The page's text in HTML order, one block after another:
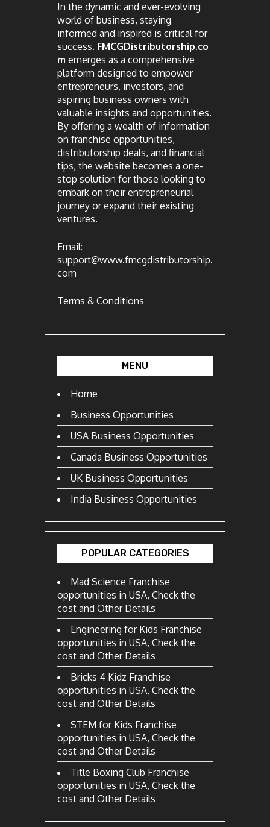
In the dynamic and ever-evolving
world of business, staying
informed and inspired is critical for
success. FMCGDistributorship.co
m emerges as a comprehensive
platform designed to empower
entrepreneurs, investors, and
aspiring business owners with
valuable insights and opportunities.
By offering a wealth of information
on franchise opportunities,
distributorship deals, and financial
tips, the website becomes a one-
stop solution for those looking to
embark on their entrepreneurial
journey or expand their existing
ventures.
Email:
support@www.fmcgdistributorship.
com
Terms & Conditions
MENU
Home
Business Opportunities
USA Business Opportunities
Canada Business Opportunities
UK Business Opportunities
India Business Opportunities
POPULAR CATEGORIES
Mad Science Franchise
opportunities in USA, Check the
cost and Other Details
Engineering for Kids Franchise
opportunities in USA, Check the
cost and Other Details
Bricks 4 Kidz Franchise
opportunities in USA, Check the
cost and Other Details
STEM for Kids Franchise
opportunities in USA, Check the
cost and Other Details
Title Boxing Club Franchise
opportunities in USA, Check the
cost and Other Details